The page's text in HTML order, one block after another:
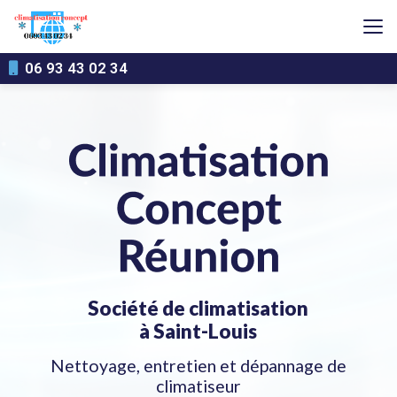
contenu
principal
06 93 43 02 34
Société de climatisation
à Saint-Louis
Nettoyage, entretien et dépannage de
climatiseur